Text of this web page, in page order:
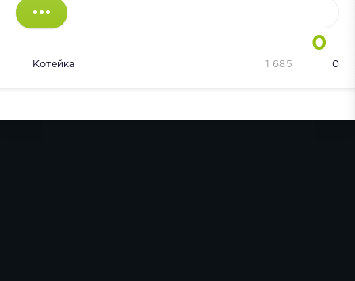
0
Котейка 0
1 685